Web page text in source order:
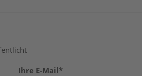
Ihre E-Mail*